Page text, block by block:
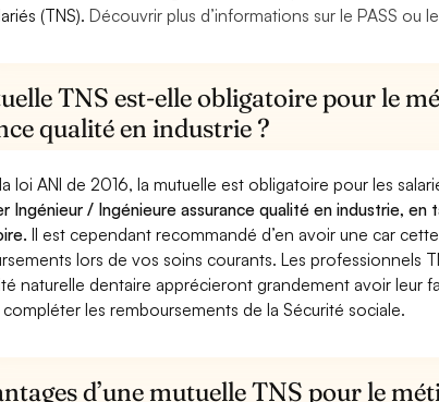
(TNS).Découvrir plus d’informations sur le PASS ou le
TNS est-elle obligatoire pour le
qualité en industrie ?
loi ANI de 2016, la mutuelle est obligatoire pour les
Ingénieur / Ingénieure assurance qualité en industrie, en
Il est cependant recommandé d’en avoir une car
lors de vos soins courants. Les professionnels
naturelle dentaire apprécieront grandement avoir leur
les remboursements de la Sécurité sociale.
d’une mutuelle TNS pour le